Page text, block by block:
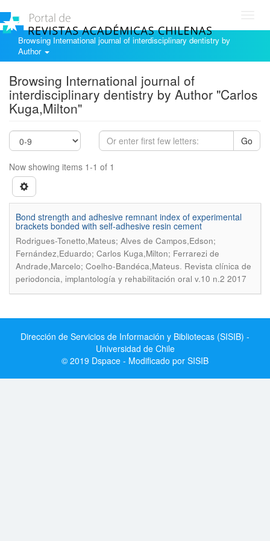
Browsing International journal of interdisciplinary dentistry by
Author
Browsing International journal of
interdisciplinary dentistry by Author "Carlos
Kuga,Milton"
Go
Now showing items 1-1 of 1
Bond strength and adhesive remnant index of experimental
brackets bonded with self-adhesive resin cement
Rodrigues-Tonetto,Mateus; Alves de Campos,Edson;
Fernández,Eduardo; Carlos Kuga,Milton; Ferrarezi de
Andrade,Marcelo; Coelho-Bandéca,Mateus. Revista clínica de
periodoncia, implantología y rehabilitación oral v.10 n.2 2017
Dirección de Servicios de Información y Bibliotecas (SISIB) -
Universidad de Chile
© 2019 Dspace - Modificado por SISIB